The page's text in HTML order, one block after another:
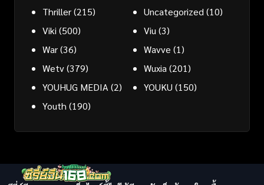
Thriller(215) Uncategorized(10)
Viki (500) Viu(3)
War(36) Wavve (1)
Wetv(379) Wuxia(201)
YOUHUG MEDIA(2) YOUKU (150)
Youth (190)